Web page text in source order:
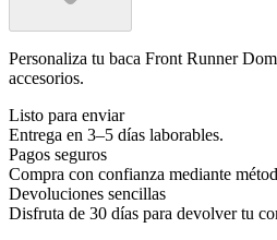
Personaliza tu baca Front Runner
accesorios.
Listo para enviar
Entrega en 3–5 días laborables.
Pagos seguros
Compra con confianza mediante
Devoluciones sencillas
Disfruta de 30 días para devolver tu